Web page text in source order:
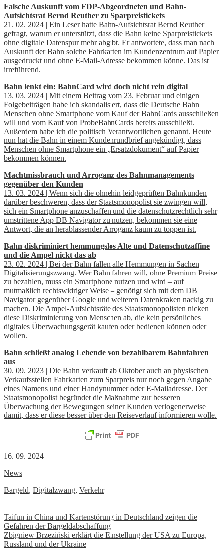
Falsche Auskunft vom FDP-Abgeordneten und Bahn-
Aufsichtsrat Bernd Reuther zu Sparpreistickets
21. 02. 2024 | Ein Leser hatte Bahn-Aufsichtsrat Bernd Reuther
gefragt, warum er unterstützt, dass die Bahn keine Sparpreistickets
ohne digitale Datenspur mehr abgibt. Er antwortete, dass man nach
Auskunft der Bahn solche Fahrkarten im Kundenzentrum auf Papier
ausgedruckt und ohne E-Mail-Adresse bekommen könne. Das ist
irreführend.
Bahn lenkt ein: BahnCard wird doch nicht rein digital
13. 03. 2024 | Mit einem Beitrag vom 23. Februar und einigen
Folgebeiträgen habe ich skandalisiert, dass die Deutsche Bahn
Menschen ohne Smartphone vom Kauf der BahnCards ausschließen
will und vom Kauf von ProbeBahnCards bereits ausschließt.
Außerdem habe ich die politisch Verantwortlichen genannt. Heute
nun hat die Bahn in einem Kundenrundbrief angekündigt, dass
Menschen ohne Smartphone ein „Ersatzdokument“ auf Papier
bekommen können.
Machtmissbrauch und Arroganz des Bahnmanagements
gegenüber den Kunden
13. 03. 2024 | Wenn sich die ohnehin leidgeprüften Bahnkunden
darüber beschweren, dass der Staatsmonopolist sie zwingen will,
sich ein Smartphone anzuschaffen und die datenschutzrechtlich sehr
umstrittene App DB Navigator zu nutzen, bekommen sie eine
Antwort, die an herablassender Arroganz kaum zu toppen ist.
Bahn diskriminiert hemmungslos Alte und Datenschutzaffine
und die Ampel nickt das ab
23. 02. 2024 | Bei der Bahn fallen alle Hemmungen in Sachen
Digitalisierungszwang. Wer Bahn fahren will, ohne Premium-Preise
zu bezahlen, muss ein Smartphone nutzen und wird – auf
mutmaßlich rechtswidriger Weise – genötigt sich mit dem DB
Navigator gegenüber Google und weiteren Datenkraken nackig zu
machen. Die Ampel-Aufsichtsräte des Staatsmonopolisten nicken
diese Diskriminierung von Menschen ab, die kein persönliches
digitales Überwachungsgerät kaufen oder bedienen können oder
wollen.
Bahn schließt analog Lebende von bezahlbarem Bahnfahren
aus
30. 09. 2023 | Die Bahn verkauft ab Oktober auch an physischen
Verkaufsstellen Fahrkarten zum Sparpreis nur noch gegen Angabe
eines Namens und einer Handynummer oder E-Mailadresse. Der
Staatsmonopolist begründet die Maßnahme zur besseren
Überwachung der Bewegungen seiner Kunden verlogenerweise
damit, dass er diese besser über den Reiseverlauf informieren wolle.
16. 09. 2024
News
Bargeld, Digitalzwang, Verkehr
Beitrags-
Navigation
Taifun in China und Kartenstörung in Deutschland zeigen die
Gefahren der Bargeldabschaffung
Zbigniew Brzeziński erklärt die Einstellung der USA zu Europa,
Russland und der Ukraine